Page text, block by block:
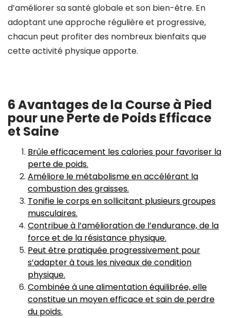
d’améliorer sa santé globale et son bien-être. En
adoptant une approche régulière et progressive,
chacun peut profiter des nombreux bienfaits que
cette activité physique apporte.
6 Avantages de la Course à Pied
pour une Perte de Poids Efficace
et Saine
Brûle efficacement les calories pour favoriser la
perte de poids.
Améliore le métabolisme en accélérant la
combustion des graisses.
Tonifie le corps en sollicitant plusieurs groupes
musculaires.
Contribue à l’amélioration de l’endurance, de la
force et de la résistance physique.
Peut être pratiquée progressivement pour
s’adapter à tous les niveaux de condition
physique.
Combinée à une alimentation équilibrée, elle
constitue un moyen efficace et sain de perdre
du poids.